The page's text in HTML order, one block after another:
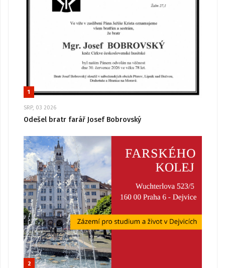
1
SRP, 03 2026
Odešel bratr farář Josef Bobrovský
2